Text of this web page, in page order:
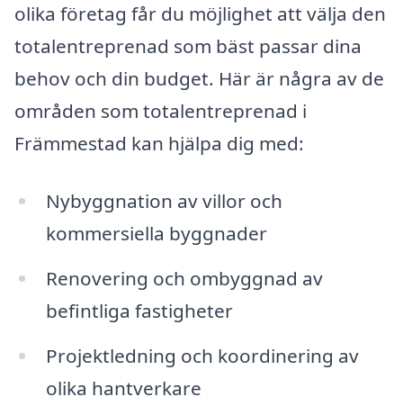
olika företag får du möjlighet att välja den
totalentreprenad som bäst passar dina
behov och din budget. Här är några av de
områden som totalentreprenad i
Främmestad kan hjälpa dig med:
Nybyggnation av villor och
kommersiella byggnader
Renovering och ombyggnad av
befintliga fastigheter
Projektledning och koordinering av
olika hantverkare